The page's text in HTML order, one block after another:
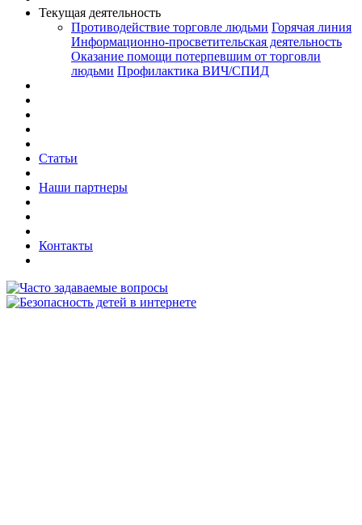
Текущая деятельность
Противодействие торговле людьми Горячая линия
Информационно-просветительская деятельность
Оказание помощи потерпевшим от торговли
людьми Профилактика ВИЧ/СПИД
Статьи
Наши партнеры
Контакты